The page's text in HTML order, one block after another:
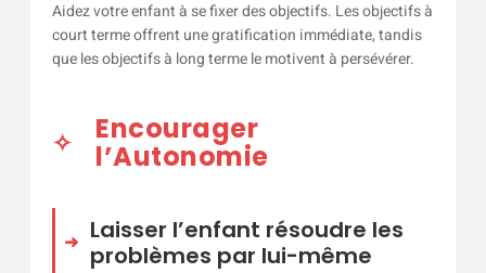
Aidez votre enfant à se fixer des objectifs. Les objectifs à
court terme offrent une gratification immédiate, tandis
que les objectifs à long terme le motivent à persévérer.
Encourager
l’Autonomie
Laisser l’enfant résoudre les
problèmes par lui-même